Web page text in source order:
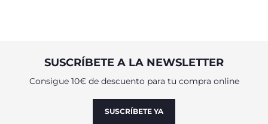
SUSCRÍBETE A LA NEWSLETTER
Consigue 10€ de descuento para tu compra online
SUSCRÍBETE YA